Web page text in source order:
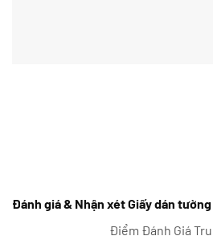
Đánh giá & Nhận xét Giấy dán
Điểm Đánh Giá